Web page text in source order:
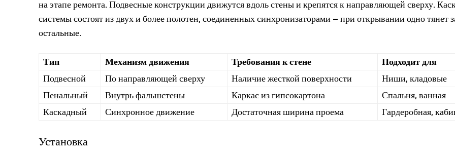
на этапе ремонта. Подвесные конструкции движутся вдоль стены и крепятся к направляющей сверху.
системы состоят из двух и более полотен, соединенных синхронизаторами – при открывании одно тянет
остальные.
Тип Механизм движения Требования к стене
Подходит для
Подвесной
По направляющей сверху Наличие жесткой поверхности
Ниши, кладовые
Пенальный
Внутрь фальшстены Каркас из гипсокартона
Спальня, ванная
Каскадный
Синхронное движение Достаточная ширина проема Гардеробная,
Установка